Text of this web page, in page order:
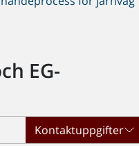
EG-
Kontaktuppgifter